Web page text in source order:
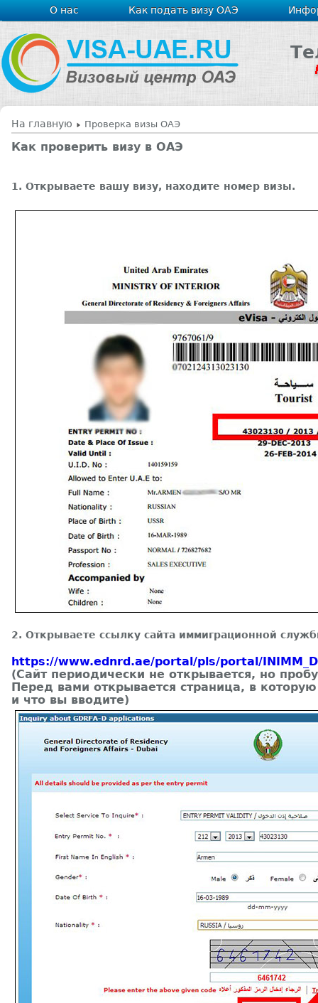
О нас Как подать визу ОАЭ
На главную Проверка визы ОАЭ
Как проверить визу в ОАЭ
1. Открываете вашу визу, находите номер визы.
2. Открываете ссылку сайта иммиграционной
https://www.ednrd.ae/portal/pls/portal/
(Сайт периодически не открывается, но
Перед вами открывается страница, в
и что вы вводите)